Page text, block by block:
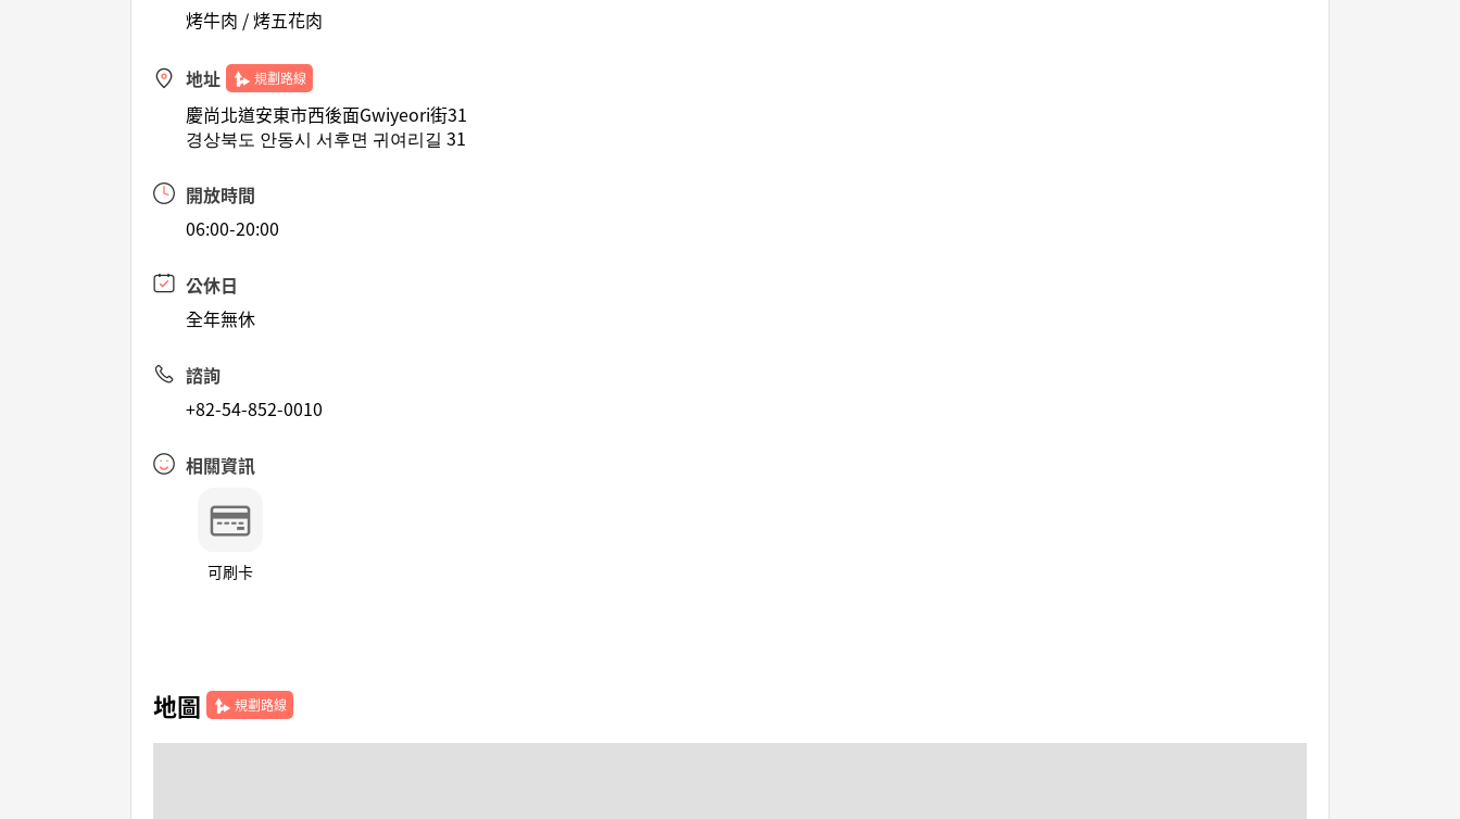
烤牛肉 / 烤五花肉
地址 規劃路線
慶尚北道安東市西後面Gwiyeori街31
경상북도 안동시 서후면 귀여리길 31
開放時間
06:00-20:00
公休日
全年無休
諮詢
+82-54-852-0010
相關資訊
可刷卡
地圖 規劃路線